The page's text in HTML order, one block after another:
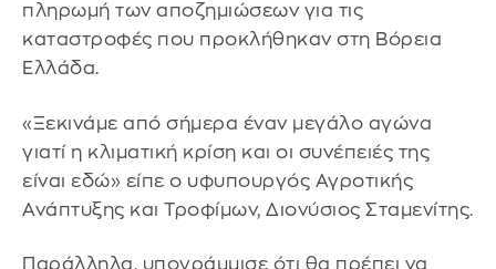
πληρωμή των αποζημιώσεων για τις
καταστροφές που προκλήθηκαν στη Βόρεια
Ελλάδα.
«Ξεκινάμε από σήμερα έναν μεγάλο αγώνα
γιατί η κλιματική κρίση και οι συνέπειές της
είναι εδώ» είπε ο υφυπουργός Αγροτικής
Ανάπτυξης και Τροφίμων, Διονύσιος Σταμενίτης.
Παράλληλα, υπογράμμισε ότι θα πρέπει να